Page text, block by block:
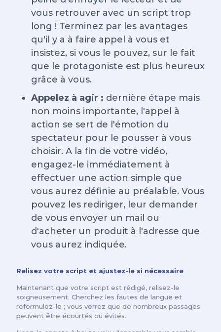
vous retrouver avec un script trop
long ! Terminez par les avantages
qu'il y a à faire appel à vous et
insistez, si vous le pouvez, sur le fait
que le protagoniste est plus heureux
grâce à vous.
Appelez à agir : dernière étape mais
non moins importante, l'appel à
action se sert de l'émotion du
spectateur pour le pousser à vous
choisir. A la fin de votre vidéo,
engagez-le immédiatement à
effectuer une action simple que
vous aurez définie au préalable. Vous
pouvez les rediriger, leur demander
de vous envoyer un mail ou
d'acheter un produit à l'adresse que
vous aurez indiquée.
Relisez votre script et ajustez-le si nécessaire
Maintenant que votre script est rédigé, relisez-le
soigneusement. Cherchez les fautes de langue et
reformulez-le ; vous verrez que de nombreux passages
peuvent être écourtés ou évités.